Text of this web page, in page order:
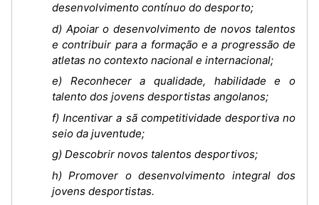
desenvolvimento contínuo do desporto;
d) Apoiar o desenvolvimento de novos talentos
e contribuir para a formação e a progressão de
atletas no contexto nacional e internacional;
e) Reconhecer a qualidade, habilidade e o
talento dos jovens desportistas angolanos;
f) Incentivar a sã competitividade desportiva no
seio da juventude;
g) Descobrir novos talentos desportivos;
h) Promover o desenvolvimento integral dos
jovens desportistas.